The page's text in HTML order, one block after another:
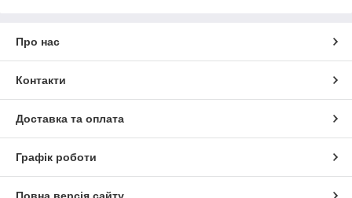
Про нас
Контакти
Доставка та оплата
Графік роботи